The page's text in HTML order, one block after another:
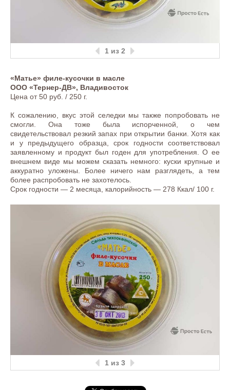
1 из 2
«Матье» филе-кусочки в масле
ООО «Тернер-ДВ», Владивосток
Цена от 50 руб. / 250 г.
К сожалению, вкус этой селедки мы также попробовать не
смогли. Она тоже была испорченной, о чем
свидетельствовал резкий запах при открытии банки. Хотя как
и у предыдущего образца, срок годности соответствовал
заявленному и продукт был годен для употребления. О ее
внешнем виде мы можем сказать немного: куски крупные и
аккуратно уложены. Более ничего нам разглядеть, а тем
более распробовать не захотелось.
Срок годности — 2 месяца, калорийность — 278 Ккал/ 100 г.
1 из 3